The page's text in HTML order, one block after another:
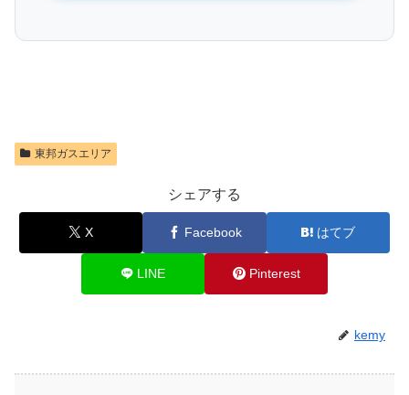
東邦ガスエリア
シェアする
X Facebook はてブ
LINE Pinterest
kemy